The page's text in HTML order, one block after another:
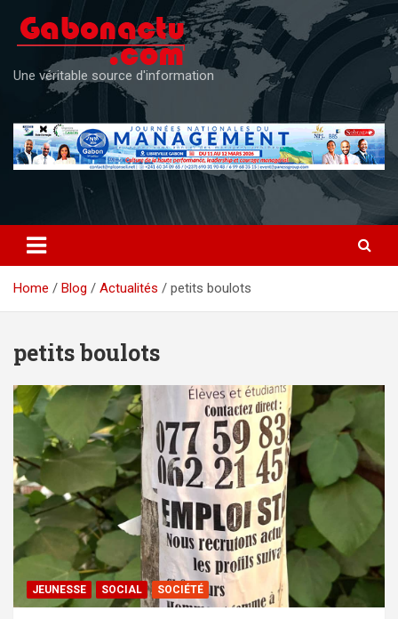
content
Une véritable source d'information
Home Blog Actualités petits boulots
petits boulots
JEUNESSE SOCIAL SOCIÉTÉ